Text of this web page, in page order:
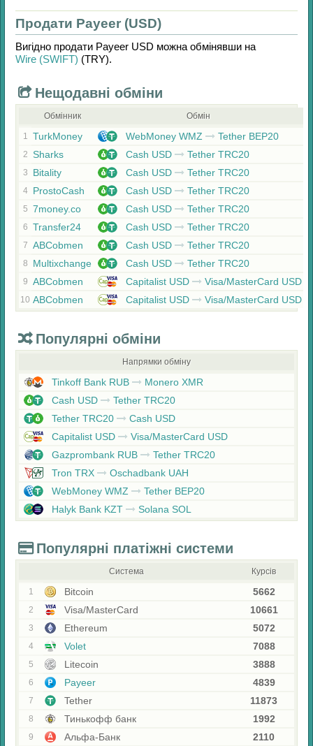
Продати Payeer (USD)
Вигідно продати Payeer USD можна обмінявши на
Wire (SWIFT) (TRY).
Нещодавні обміни
Обмінник Обмін
1 TurkMoney WebMoney WMZ Tether BEP20
2 Sharks Cash USD Tether TRC20
3 Bitality Cash USD Tether TRC20
4 ProstoCash Cash USD Tether TRC20
5 7money.co Cash USD Tether TRC20
6 Transfer24 Cash USD Tether TRC20
7 ABCobmen Cash USD Tether TRC20
8 Multixchange Cash USD Tether TRC20
9 ABCobmen Capitalist USD Visa/MasterCard USD
10 ABCobmen Capitalist USD Visa/MasterCard USD
Популярні обміни
Напрямки обміну
Tinkoff Bank RUB
Monero XMR
Cash USD
Tether TRC20
Tether TRC20
Cash USD
Capitalist USD
Visa/MasterCard USD
Gazprombank RUB
Tether TRC20
Tron TRX
Oschadbank UAH
WebMoney WMZ
Tether BEP20
Halyk Bank KZT
Solana SOL
Популярні платіжні системи
Система Курсів
1 Bitcoin 5662
2 Visa/MasterCard 10661
3 Ethereum 5072
4 Volet 7088
5 Litecoin 3888
6 Payeer 4839
7 Tether 11873
8 Тинькофф банк 1992
9 Альфа-Банк 2110